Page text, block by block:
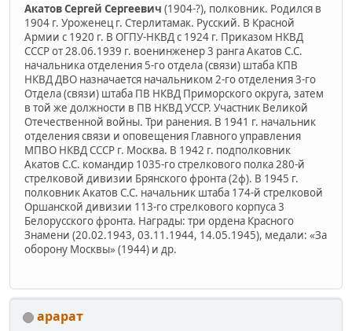
Акатов Сергей Сергеевич (1904-?), полковник. Родился в
1904 г. Уроженец г. Стерлитамак. Русский. В Красной
Армии с 1920 г. В ОГПУ-НКВД с 1924 г. Приказом НКВД
СССР от 28.06.1939 г. военинженер 3 ранга Акатов С.С.
начальника отделения 5-го отдела (связи) штаба КПВ
НКВД ДВО назначается начальником 2-го отделения 3-го
Отдела (связи) штаба ПВ НКВД Приморского округа, затем
в той же должности в ПВ НКВД УССР. Участник Великой
Отечественной войны. Три ранения. В 1941 г. начальник
отделения связи и оповещения Главного управления
МПВО НКВД СССР г. Москва. В 1942 г. подполковник
Акатов С.С. командир 1035-го стрелкового полка 280-й
стрелковой дивизии Брянского фронта (2ф). В 1945 г.
полковник Акатов С.С. начальник штаба 174-й стрелковой
Оршанской дивизии 113-го стрелкового корпуса 3
Белорусского фронта. Награды: три ордена Красного
Знамени (20.02.1943, 03.11.1944, 14.05.1945), медали: «За
оборону Москвы» (1944) и др.
арарат